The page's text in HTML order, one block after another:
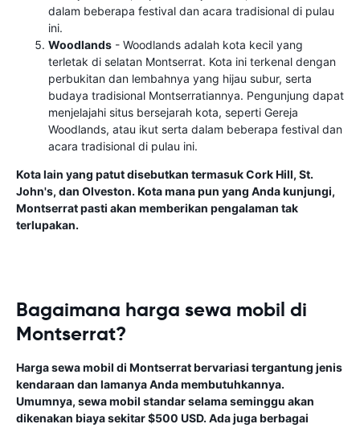
dalam beberapa festival dan acara tradisional di pulau
ini.
Woodlands - Woodlands adalah kota kecil yang
terletak di selatan Montserrat. Kota ini terkenal dengan
perbukitan dan lembahnya yang hijau subur, serta
budaya tradisional Montserratiannya. Pengunjung dapat
menjelajahi situs bersejarah kota, seperti Gereja
Woodlands, atau ikut serta dalam beberapa festival dan
acara tradisional di pulau ini.
Kota lain yang patut disebutkan termasuk Cork Hill, St.
John's, dan Olveston. Kota mana pun yang Anda kunjungi,
Montserrat pasti akan memberikan pengalaman tak
terlupakan.
Bagaimana harga sewa mobil di
Montserrat?
Harga sewa mobil di Montserrat bervariasi tergantung jenis
kendaraan dan lamanya Anda membutuhkannya.
Umumnya, sewa mobil standar selama seminggu akan
dikenakan biaya sekitar $500 USD. Ada juga berbagai